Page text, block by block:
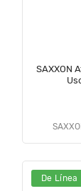
SAXXON
De Línea